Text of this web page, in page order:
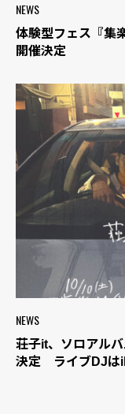
NEWS
体験型フェス『集
開催決定
NEWS
荘子it、ソロアル
決定 ライブDJは